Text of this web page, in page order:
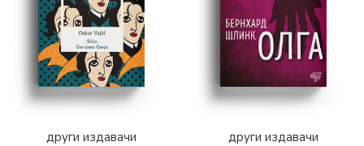
други издавачи други издавачи